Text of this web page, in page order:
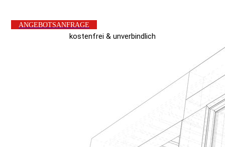
ANGEBOTSANFRAGE
kostenfrei & unverbindlich